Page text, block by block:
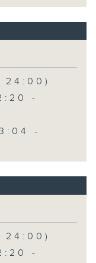
24:00)
-
-
24:00)
-